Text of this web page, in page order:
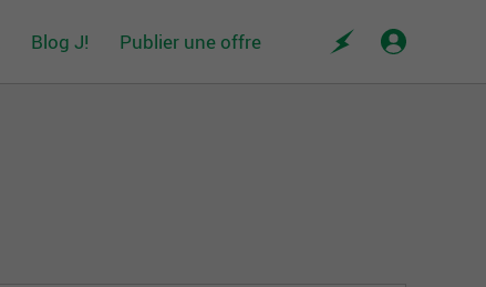
Blog J! Publier une offre